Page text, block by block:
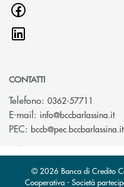
CONTATTI
Telefono: 0362-57711
E-mail: info@bccbarlassina.it
PEC: bccb@pec.bccbarlassina.it
© 2026 Banca di Credito
Cooperativa - Società